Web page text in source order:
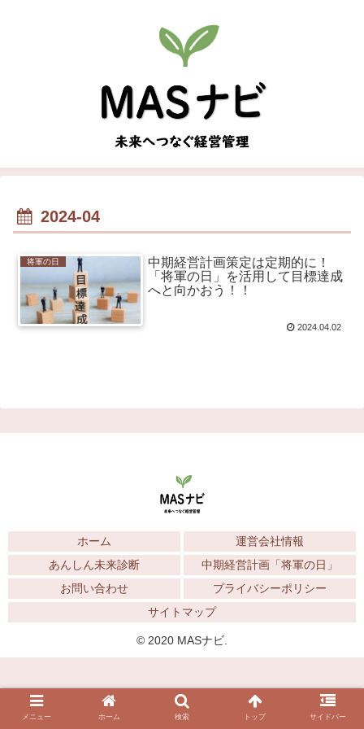
2024-04
将軍の日
中期経営計画策定は定期的に！
「将軍の日」を活用して目標達成
へと向かおう！！
2024.04.02
ホーム
運営会社情報
あんしん未来診断
中期経営計画「将軍の日」
お問い合わせ
プライバシーポリシー
サイトマップ
© 2020 MASナビ.
メニュー ホーム 検索 トップ サイドバー